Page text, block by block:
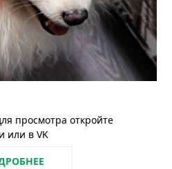
просмотра откройте
или в VK